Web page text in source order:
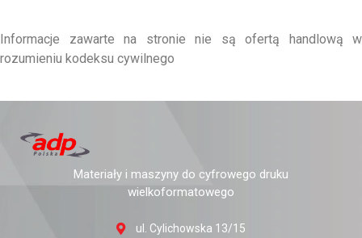
Informacje zawarte na stronie nie są ofertą handlową w
rozumieniu kodeksu cywilnego
Materiały i maszyny do cyfrowego druku
wielkoformatowego
ul. Cylichowska 13/15